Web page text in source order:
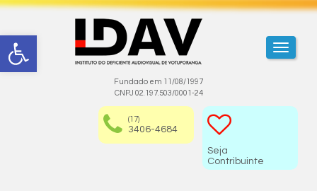
Abrir a barra de ferramentas
Fundado em 11/08/1997
CNPJ 02.197.503/0001-24
Seja
Contribuinte
(17)
3406-4684